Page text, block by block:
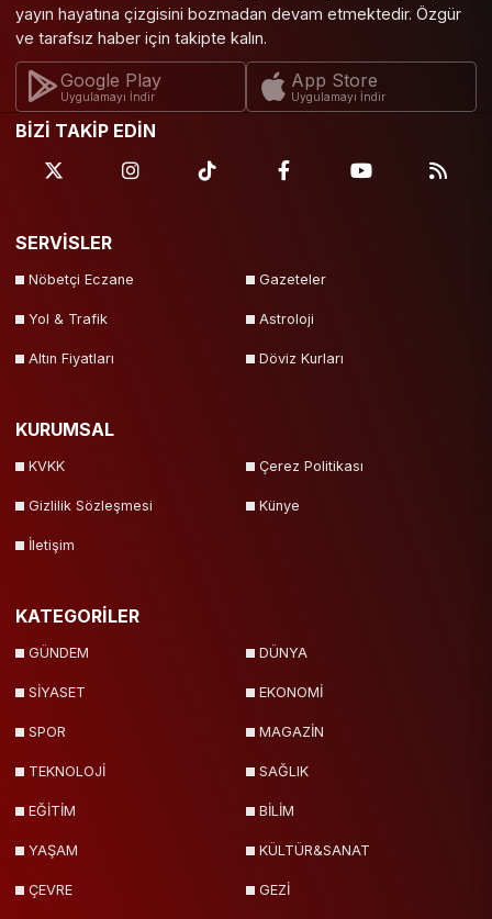
Uşak Van Yalova Yozgat
yayın hayatına çizgisini bozmadan devam etmektedir. Özgür
ve tarafsız haber için takipte kalın.
Google Play
Uygulamayı İndir
App Store
Uygulamayı İndir
BİZİ TAKİP EDİN
SERVİSLER
Nöbetçi Eczane Gazeteler
Yol & Trafik Astroloji
Altın Fiyatları Döviz Kurları
KURUMSAL
KVKK Çerez Politikası
Gizlilik Sözleşmesi Künye
İletişim
KATEGORİLER
GÜNDEM DÜNYA
SİYASET EKONOMİ
SPOR MAGAZİN
TEKNOLOJİ SAĞLIK
EĞİTİM BİLİM
YAŞAM KÜLTÜR&SANAT
ÇEVRE GEZİ